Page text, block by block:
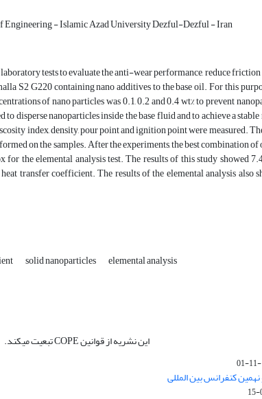
Engineering - Islamic Azad University Dezful-Dezful - Iran
tests to evaluate the anti-wear performance, reduce
S2 G220 containing nano additives to the base oil. For this
of nano particles was 0.1, 0.2 and 0.4 wt% to prevent
to disperse nanoparticles inside the base fluid and to achieve a
index, density, pour point and ignition point were measured.
on the samples. After the experiments, the best combination
for the elemental analysis test. The results of this study showed
transfer coefficient. The results of the elemental analysis also
solid nanoparticles elemental analysis
کنفرانس بین المللی
این نشریه از قوانین COPE تبعیت میکند.